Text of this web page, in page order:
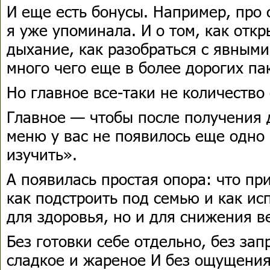
И еще есть бонусы. Например, про
я уже упоминала. И о том, как
дыхание, как разобраться с
много чего еще в более дорогих
Но главное все-таки не
Главное — чтобы после получения
меню у вас не появилось еще одно
изучить».
А появилась простая опора: что
как подстроить под семью и как
для здоровья, но и для снижения
Без готовки себе отдельно, без
сладкое и жареное И без